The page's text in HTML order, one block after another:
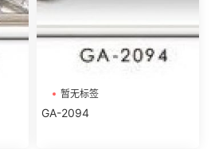
暂无标签
GA-2094